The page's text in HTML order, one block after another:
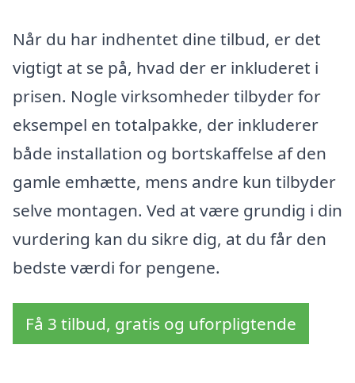
Når du har indhentet dine tilbud, er det
vigtigt at se på, hvad der er inkluderet i
prisen. Nogle virksomheder tilbyder for
eksempel en totalpakke, der inkluderer
både installation og bortskaffelse af den
gamle emhætte, mens andre kun tilbyder
selve montagen. Ved at være grundig i din
vurdering kan du sikre dig, at du får den
bedste værdi for pengene.
Få 3 tilbud, gratis og uforpligtende